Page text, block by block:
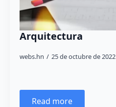
Arquitectura
webs.hn 25 de octubre de 2022
Read more